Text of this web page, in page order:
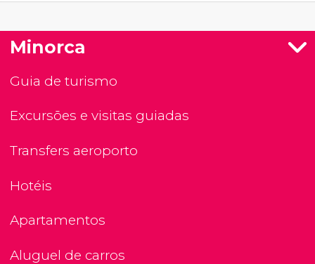
Minorca
Guia de turismo
Excursões e visitas guiadas
Transfers aeroporto
Hotéis
Apartamentos
Aluguel de carros